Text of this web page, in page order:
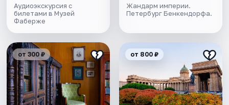
Аудиоэкскурсия с
билетами в Музей
Фаберже
Жандарм империи.
Петербург Бенкендорфа.
от 300 ₽ от 800 ₽